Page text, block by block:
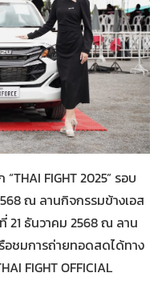
FIGHT 2025” รอบ
ณ ลานกิจกรรมข้างเอส
21 ธันวาคม 2568 ณ ลาน
อชมการถ่ายทอดสดได้ทาง
FIGHT OFFICIAL